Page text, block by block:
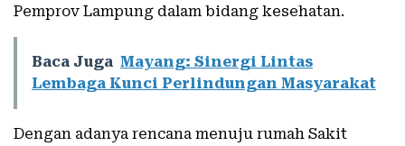
Pemprov Lampung dalam bidang kesehatan.
Baca Juga Mayang: Sinergi Lintas
Lembaga Kunci Perlindungan Masyarakat
Dengan adanya rencana menuju rumah Sakit